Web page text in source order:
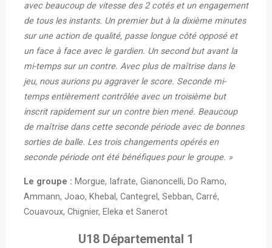
avec beaucoup de vitesse des 2 cotés et un engagement
de tous les instants. Un premier but à la dixième minutes
sur une action de qualité, passe longue côté opposé et
un face à face avec le gardien. Un second but avant la
mi-temps sur un contre. Avec plus de maîtrise dans le
jeu, nous aurions pu aggraver le score. Seconde mi-
temps entièrement contrôlée avec un troisième but
inscrit rapidement sur un contre bien mené. Beaucoup
de maîtrise dans cette seconde période avec de bonnes
sorties de balle. Les trois changements opérés en
seconde période ont été bénéfiques pour le groupe. »
Le groupe : Morgue, Iafrate, Gianoncelli, Do Ramo,
Ammann, Joao, Khebal, Cantegrel, Sebban, Carré,
Couavoux, Chignier, Eleka et Sanerot
U18 Départemental 1